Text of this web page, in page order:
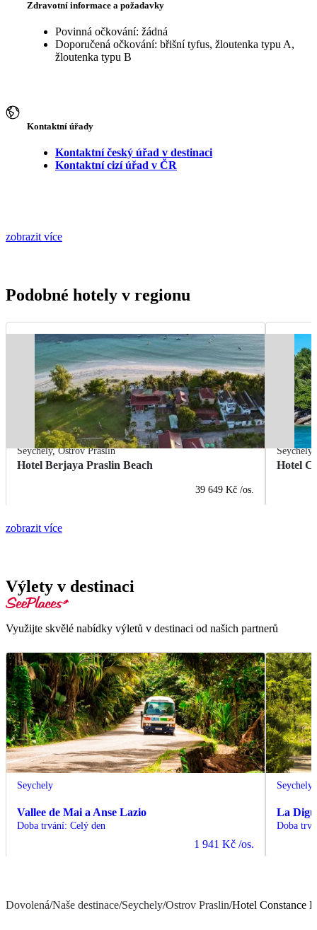
Zdravotní informace a požadavky
Povinná očkování: žádná
Doporučená očkování: břišní tyfus, žloutenka typu A,
žloutenka typu B
Kontaktní úřady
Kontaktní český úřad v destinaci
Kontaktní cizí úřad v ČR
zobrazit více
Podobné hotely v regionu
Seychely,Ostrov Praslin
Hotel Berjaya Praslin Beach
39 649 Kč /os.
Seychely
Hotel
zobrazit více
Výlety v destinaci
Využijte skvělé nabídky výletů v destinaci od našich partnerů
Seychely
Vallee de Mai a Anse Lazio
Doba trvání: Celý den
1 941 Kč /os.
Seychely
La
Doba
Dovolená/Naše destinace/Seychely/Ostrov Praslin/Hotel Constance